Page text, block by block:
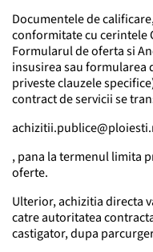
Documentele de
conformitate cu cerintele
Formularul de oferta si
insusirea sau formularea
priveste clauzele
contract de servicii se
, pana la termenul limita
oferte.
Ulterior, achizitia directa
catre autoritatea
castigator, dupa